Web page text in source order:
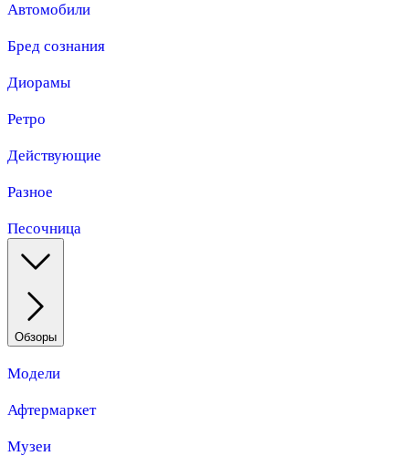
Автомобили
Бред сознания
Диорамы
Ретро
Действующие
Разное
Песочница
Обзоры
Модели
Афтермаркет
Музеи